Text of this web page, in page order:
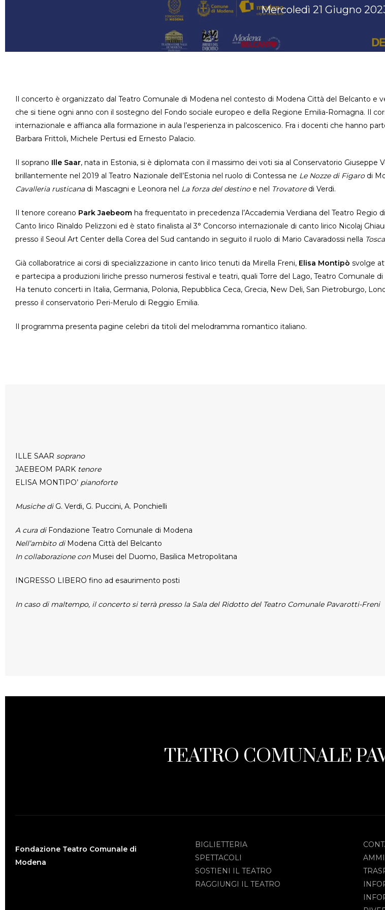
Mercoledì 21 Giugno
Il concerto è organizzato dal Teatro Comunale di Modena nel contesto di Modena Città del Belcanto e
che si tiene ogni anno con il sostegno del Fondo sociale europeo e della Regione Emilia-Romagna. Il
internazionale e affianca alla formazione in aula l’esperienza in palcoscenico. Fra i docenti che hanno
Barbara Frittoli, Michele Pertusi ed Ernesto Palacio.
Il soprano Ille Saar, nata in Estonia, si è diplomata con il massimo dei voti sia al Conservatorio
brillantemente nel 2019 al Teatro Nazionale dell’Estonia nel ruolo di Contessa ne Le Nozze di Figarodi
Cavalleria rusticanadi Mascagni e Leonora nel La forza del destinoe nel Trovatoredi Verdi.
Il tenore coreano Park Jaebeom ha frequentato in precedenza l’Accademia Verdiana del Teatro
Canto lirico Rinaldo Pelizzoni ed è stato finalista al 3° Concorso internazionale di canto lirico Nicolaj
presso il Seoul Art Center della Corea del Sud cantando in seguito il ruolo di Mario Cavaradossi nella Tosca
Già collaboratrice ai corsi di specializzazione in canto lirico tenuti da Mirella Freni, Elisa Montipò svolge
e partecipa a produzioni liriche presso numerosi festival e teatri, quali Torre del Lago, Teatro Comunale
Ha tenuto concerti in Italia, Germania, Polonia, Repubblica Ceca, Grecia, New Deli, San Pietroburgo,
presso il conservatorio Peri-Merulo di Reggio Emilia.
Il programma presenta pagine celebri da titoli del melodramma romantico italiano.
ILLE SAAR soprano
JAEBEOM PARK tenore
ELISA MONTIPO’ pianoforte
Musiche diG. Verdi, G. Puccini, A. Ponchielli
A cura diFondazione Teatro Comunale di Modena
Nell’ambito diModena Città del Belcanto
In collaborazione con Musei del Duomo, Basilica Metropolitana
INGRESSO LIBERO fino ad esaurimento posti
In caso di maltempo, il concerto si terrà presso la Sala del Ridotto del Teatro Comunale Pavarotti-Freni
TEATRO COMUNALE
Fondazione Teatro Comunale di
Modena
BIGLIETTERIA
SPETTACOLI
SOSTIENI IL TEATRO
RAGGIUNGI IL TEATRO